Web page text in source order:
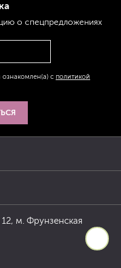
12, м. Фрунзенская
о спецпредложениях
ознакомлен(а) с политикой